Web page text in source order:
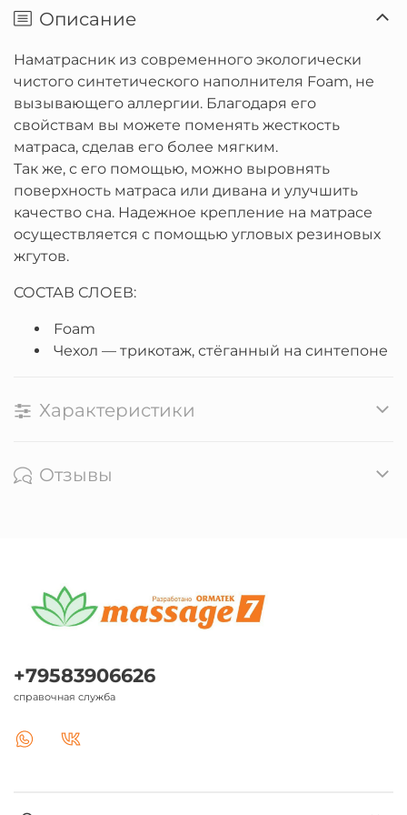
Описание
Наматрасник из современного экологически
чистого синтетического наполнителя Foam, не
вызывающего аллергии. Благодаря его
свойствам вы можете поменять жесткость
матраса, сделав его более мягким.
Так же, с его помощью, можно выровнять
поверхность матраса или дивана и улучшить
качество сна. Надежное крепление на матрасе
осуществляется с помощью угловых резиновых
жгутов.
СОСТАВ СЛОЕВ:
Foam
Чехол — трикотаж, стёганный на синтепоне
Характеристики
Отзывы
+79583906626
справочная служба